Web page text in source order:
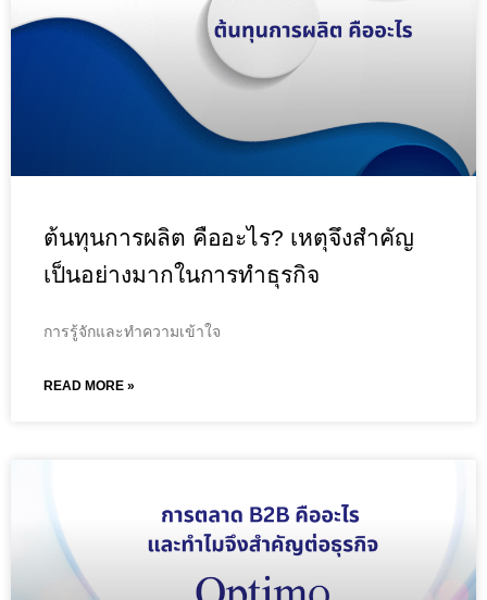
ต้นทุนการผลิต คืออะไร? เหตุจึงสำคัญ
เป็นอย่างมากในการทำธุรกิจ
การรู้จักและทำความเข้าใจ
READ MORE »